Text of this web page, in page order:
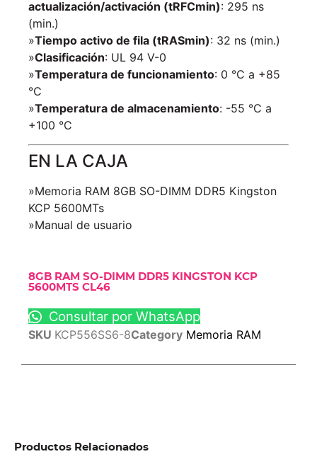
actualización/activación (tRFCmin): 295 ns
(min.)
»Tiempo activo de fila (tRASmin): 32 ns (min.)
»Clasificación: UL 94 V-0
»Temperatura de funcionamiento: 0 °C a +85
°C
»Temperatura de almacenamiento: -55 °C a
+100 °C
EN LA CAJA
»Memoria RAM 8GB SO-DIMM DDR5 Kingston
KCP 5600MTs
»Manual de usuario
8GB RAM SO-DIMM DDR5 KINGSTON KCP
5600MTS CL46
Consultar por WhatsApp
SKU KCP556SS6-8Category Memoria RAM
Productos Relacionados